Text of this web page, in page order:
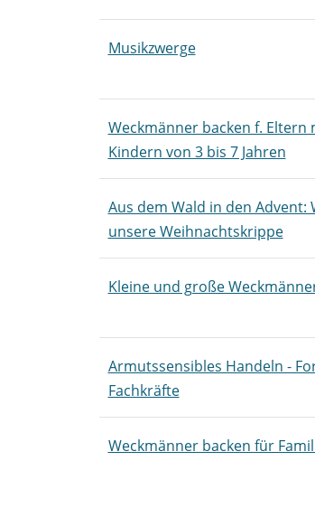
Musikzwerge
Weckmänner backen f. Eltern
Kindern von 3 bis 7 Jahren
Aus dem Wald in den Advent:
unsere Weihnachtskrippe
Kleine und große
Armutssensibles Handeln -
Fachkräfte
Weckmänner backen für